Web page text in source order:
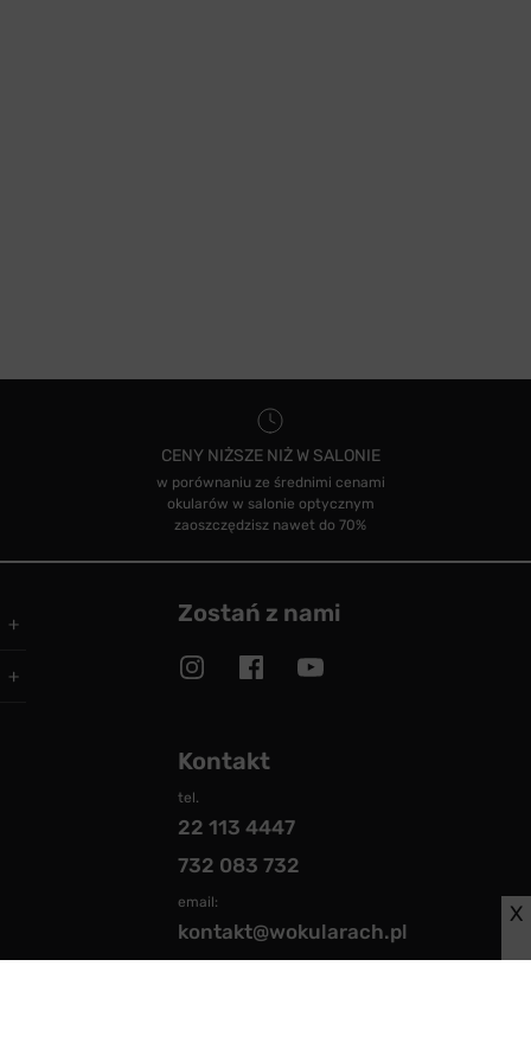
CENY NIŻSZE NIŻ W SALONIE
w porównaniu ze średnimi cenami
okularów w salonie optycznym
zaoszczędzisz nawet do 70%
Zostań z nami
Kontakt
tel.
22 113 4447
732 083 732
email:
kontakt@wokularach.pl
X